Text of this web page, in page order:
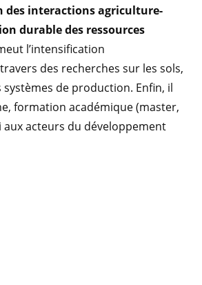
des interactions agriculture-
durable des ressources
l’intensification
des recherches sur les sols,
de production. Enfin, il
formation académique (master,
acteurs du développement